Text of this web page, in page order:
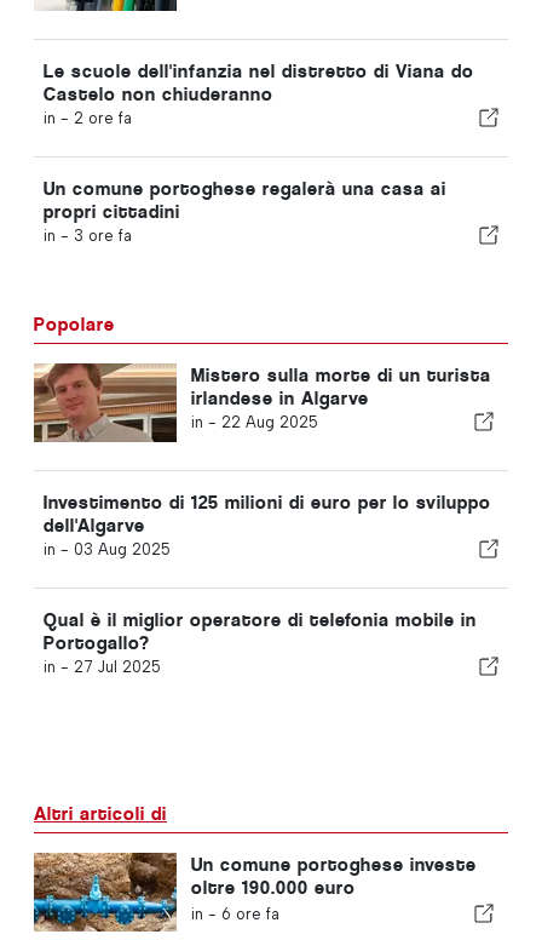
Le scuole dell'infanzia nel distretto di Viana do
Castelo non chiuderanno
in - 2 ore fa
Un comune portoghese regalerà una casa ai
propri cittadini
in - 3 ore fa
Popolare
Mistero sulla morte di un turista
irlandese in Algarve
in - 22 Aug 2025
Investimento di 125 milioni di euro per lo sviluppo
dell'Algarve
in - 03 Aug 2025
Qual è il miglior operatore di telefonia mobile in
Portogallo?
in - 27 Jul 2025
Altri articoli di
Un comune portoghese investe
oltre 190.000 euro
nell'approvvigionamento idrico
in - 6 ore fa